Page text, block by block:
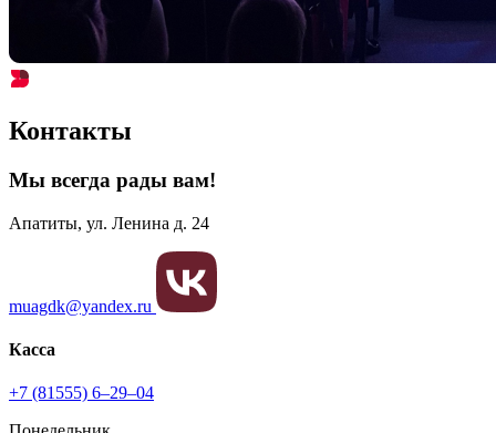
Контакты
Мы всегда рады вам!
Апатиты, ул. Ленина д. 24
muagdk@yandex.ru
Касса
+7 (81555) 6–29–04